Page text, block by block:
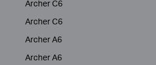
Archer C6
Archer C6
Archer A6
Archer A6